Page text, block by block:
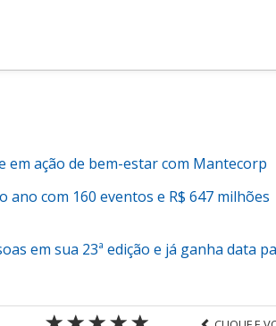
ação de bem-estar com Mantecorp
com 160 eventos e R$ 647 milhões
em sua 23ª edição e já ganha data